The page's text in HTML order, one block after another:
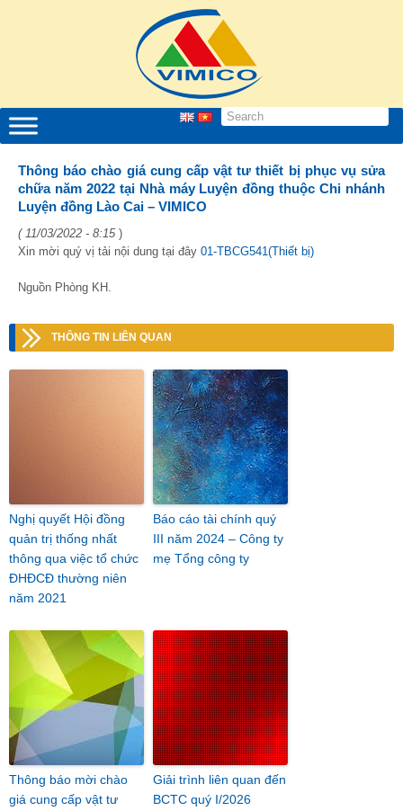
Thông báo chào giá cung cấp vật tư thiết bị phục vụ sửa
chữa năm 2022 tại Nhà máy Luyện đồng thuộc Chi nhánh
Luyện đồng Lào Cai – VIMICO
( 11/03/2022 - 8:15)
Xin mời quý vị tải nội dung tại đây 01-TBCG541(Thiết bị)
Nguồn Phòng KH.
THÔNG TIN LIÊN QUAN
Nghị quyết Hội đồng
quản trị thống nhất
thông qua việc tổ chức
ĐHĐCĐ thường niên
năm 2021
Báo cáo tài chính quý
III năm 2024 – Công ty
mẹ Tổng công ty
Thông báo mời chào
giá cung cấp vật tư
Giải trình liên quan đến
BCTC quý I/2026